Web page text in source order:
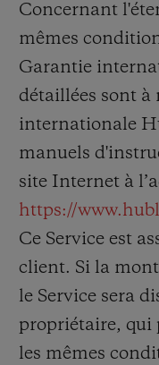
Concernant
mêmes
Garantie
détaillées sont
internationale
manuels
site Internet à
https://
Ce Service est
client. Si la
le Service sera
propriétaire, qui
les mêmes